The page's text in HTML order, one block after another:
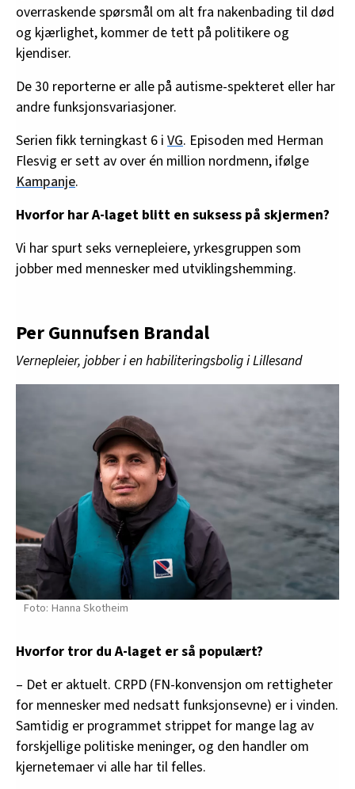
overraskende spørsmål om alt fra nakenbading til død
og kjærlighet, kommer de tett på politikere og
kjendiser.
De 30 reporterne er alle på autisme-spekteret eller har
andre funksjonsvariasjoner.
Serien fikk terningkast 6 i VG. Episoden med Herman
Flesvig er sett av over én million nordmenn, ifølge
Kampanje.
Hvorfor har A-laget blitt en suksess på skjermen?
Vi har spurt seks vernepleiere, yrkesgruppen som
jobber med mennesker med utviklingshemming.
Per Gunnufsen Brandal
Vernepleier, jobber i en habiliteringsbolig i Lillesand
Hanna Skotheim
Hvorfor tror du A-laget er så populært?
– Det er aktuelt. CRPD (FN-konvensjon om rettigheter
for mennesker med nedsatt funksjonsevne) er i vinden.
Samtidig er programmet strippet for mange lag av
forskjellige politiske meninger, og den handler om
kjernetemaer vi alle har til felles.